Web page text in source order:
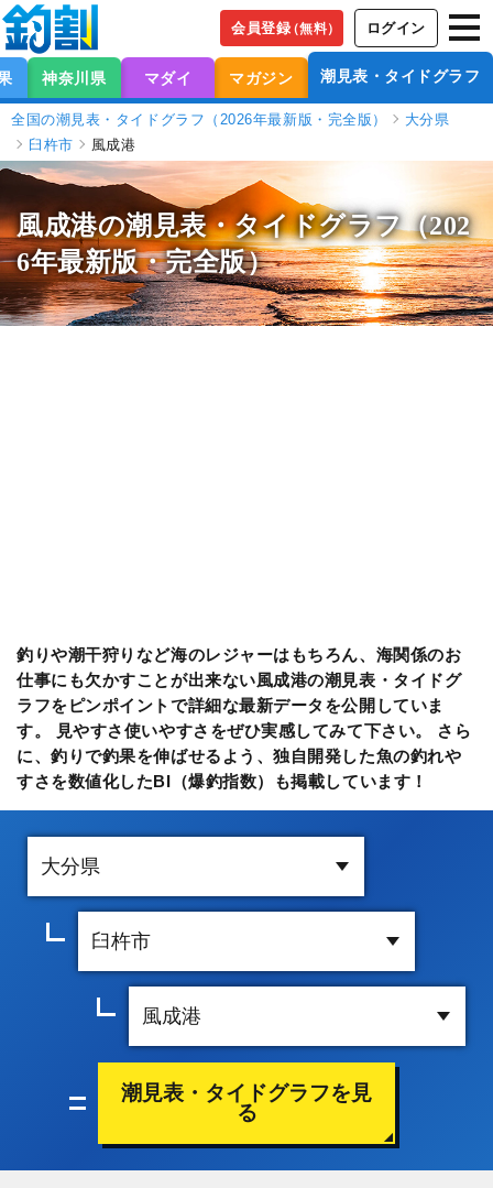
会員登録（無料） ログイン
神奈川県 マダイ マガジン 潮見表・タイドグラフ
全国の潮見表・タイドグラフ（2026年最新版・完全版）
大分県
臼杵市
風成港
風成港の潮見表・タイドグラフ（202
6年最新版・完全版）
釣りや潮干狩りなど海のレジャーはもちろん、海関係のお
仕事にも欠かすことが出来ない風成港の潮見表・タイドグ
ラフをピンポイントで詳細な最新データを公開していま
す。 見やすさ使いやすさをぜひ実感してみて下さい。 さら
に、釣りで釣果を伸ばせるよう、独自開発した魚の釣れや
すさを数値化したBI（爆釣指数）も掲載しています！
潮見表・タイドグラフを見
る